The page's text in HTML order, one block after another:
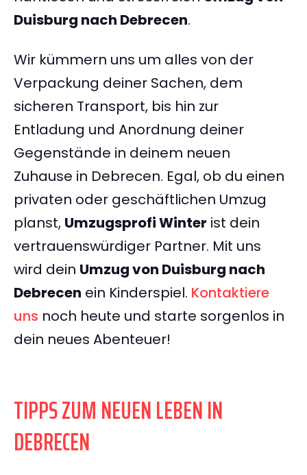
Duisburg nach Debrecen.
Wir kümmern uns um alles von der
Verpackung deiner Sachen, dem
sicheren Transport, bis hin zur
Entladung und Anordnung deiner
Gegenstände in deinem neuen
Zuhause in Debrecen. Egal, ob du einen
privaten oder geschäftlichen Umzug
planst, Umzugsprofi Winter ist dein
vertrauenswürdiger Partner. Mit uns
wird dein Umzug von Duisburg nach
Debrecen ein Kinderspiel. Kontaktiere
uns noch heute und starte sorgenlos in
dein neues Abenteuer!
TIPPS ZUM NEUEN LEBEN IN
DEBRECEN